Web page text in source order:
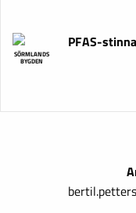
SÖRMLANDS
BYGDEN
PFAS-